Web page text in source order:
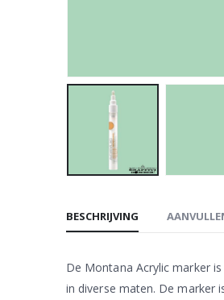
BESCHRIJVING
De Montana Acrylic marker
in diverse maten. De marker